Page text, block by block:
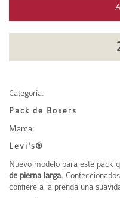
Categoría:
Pack de Boxers
Marca:
Levi's®
Nuevo modelo para este pack
de pierna larga.
confiere a la prenda una